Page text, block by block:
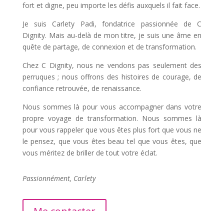
fort et digne, peu importe les défis auxquels il fait face.
Je suis Carlety Padi, fondatrice passionnée de C
Dignity. Mais au-delà de mon titre, je suis une âme en
quête de partage, de connexion et de transformation.
Chez C Dignity, nous ne vendons pas seulement des
perruques ; nous offrons des histoires de courage, de
confiance retrouvée, de renaissance.
Nous sommes là pour vous accompagner dans votre
propre voyage de transformation. Nous sommes là
pour vous rappeler que vous êtes plus fort que vous ne
le pensez, que vous êtes beau tel que vous êtes, que
vous méritez de briller de tout votre éclat.
Passionnément, Carlety